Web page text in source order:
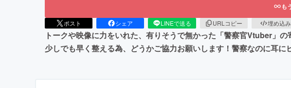
も
ポスト シェア LINEで送る URLコピー 埋め込み
トークや映像に力をいれた、有りそうで無かった「警察官Vtuber」
少しでも早く整える為、どうかご協力お願いします！警察なのに耳